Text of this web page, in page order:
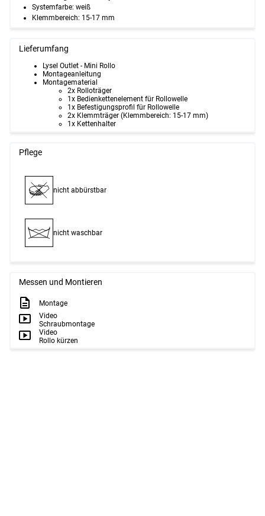
Systemfarbe: weiß
Klemmbereich: 15-17 mm
Lieferumfang
Lysel Outlet - Mini Rollo
Montageanleitung
Montagematerial
2x Rolloträger
1x Bedienkettenelement für Rollowelle
1x Befestigungsprofil für Rollowelle
2x Klemmträger (Klemmbereich: 15-17 mm)
1x Kettenhalter
Pflege
nicht abbürstbar
nicht waschbar
Messen und Montieren
Montage
Video
Schraubmontage
Video
Rollo kürzen